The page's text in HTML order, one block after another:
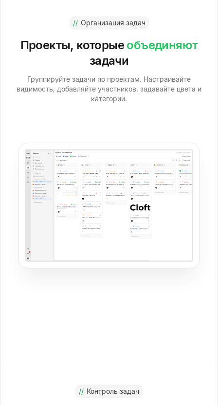
// Организация задач
Проекты, которыеобъединяют
задачи
Группируйте задачи по проектам. Настраивайте
видимость, добавляйте участников, задавайте цвета и
категории.
// Контроль задач